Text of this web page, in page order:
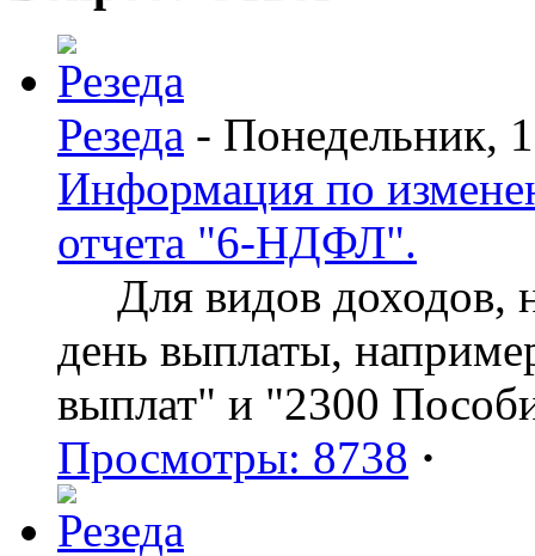
Резеда - Понедельник,
Информация по
отчета "6-НДФЛ".
Для видов доходов,
день выплаты,
выплат" и "2300
Просмотры: 8738 ·